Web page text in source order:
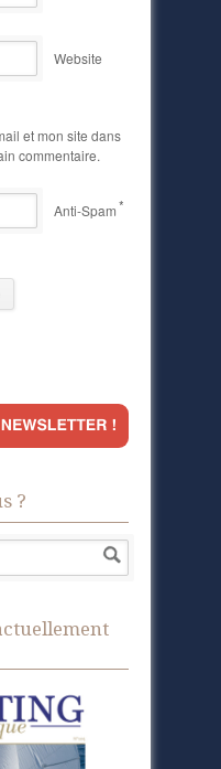
Website
et mon site dans
commentaire.
Anti-Spam*
?